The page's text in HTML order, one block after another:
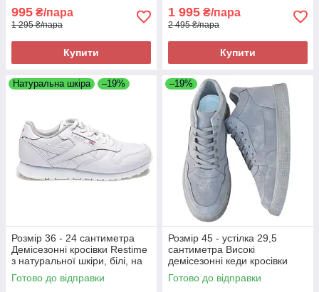
995 ₴/пара
1 295 ₴/пара
Купити
1 995 ₴/пара
2 495 ₴/пара
Купити
Натуральна шкіра –19%
Розмір 36 - 24 сантиметра
Демісезонні кросівки Restime
з натуральної шкіри, білі, на
підошві з піни
Готово до відправки
–19%
Розмір 45 - устілка 29,5
сантиметра Високі
демісезонні кеди кросівки
Bull, сірі, на підошві з піни,
легкі та зручні Bull 300825
Готово до відправки